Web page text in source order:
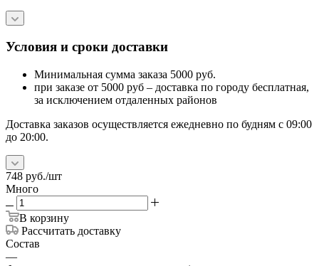
Условия и сроки доставки
Минимальная сумма заказа 5000 руб.
при заказе от 5000 руб – доставка по городу бесплатная,
за исключением отдаленных районов
Доставка заказов осуществляется ежедневно по будням с 09:00
до 20:00.
748 руб./шт
Много
В корзину
Рассчитать доставку
Состав
—